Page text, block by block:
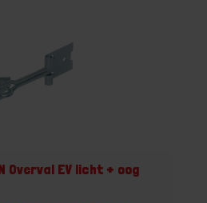
Overval EV licht + oog